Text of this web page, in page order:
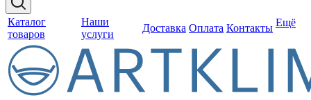
Каталог
товаров
Наши
услуги
Доставка Оплата Контакты Ещё